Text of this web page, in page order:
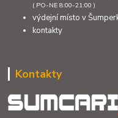
( PO-NE 8:00-21:00 )
výdejní místo v
kontakty
Kontakty